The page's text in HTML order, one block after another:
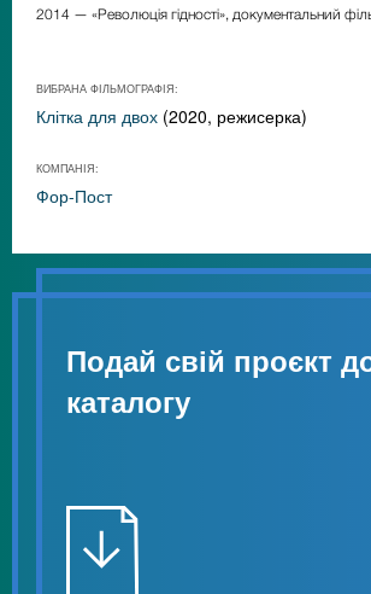
2014 — «Революція гідності», документальний
ВИБРАНА ФІЛЬМОГРАФІЯ:
Клітка для двох (2020, режисерка)
КОМПАНІЯ:
Фор-Пост
Подай свій проєкт
каталогу